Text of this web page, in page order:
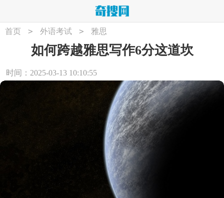
首页 > 外语考试 > 雅思
如何跨越雅思写作6分这道坎
时间：2025-03-13 10:10:55